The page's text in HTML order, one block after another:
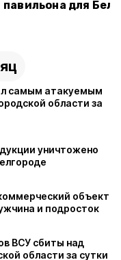
павильона для
самым атакуемым
области за
уничтожено
объект
и подросток
ВСУ сбиты над
области за сутки